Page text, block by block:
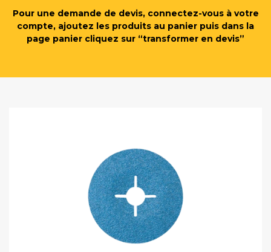
Pour une demande de devis, connectez-vous à votre
compte, ajoutez les produits au panier puis dans la
page panier cliquez sur “transformer en devis”